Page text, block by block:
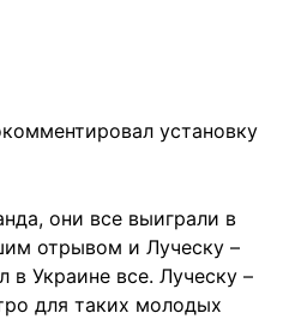
установку
они все выиграли в
отрывом и Луческу –
в Украине все. Луческу –
для таких молодых